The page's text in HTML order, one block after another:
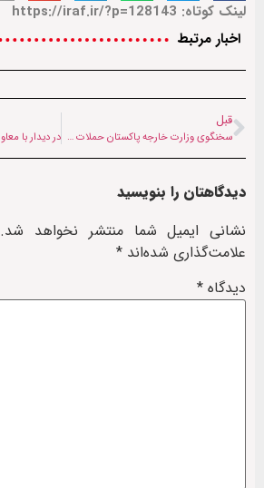
لینک کوتاه: https://iraf.ir/?p=128143
اخبار مرتبط
قبل
سخنگوی وزارت خارجه پاکستان حملات هوایی به شرق افغانستان را «دفاع مشروع» خواند
دیدگاهتان را بنویسید
نشانی ایمیل شما منتشر نخواهد شد.
علامت‌گذاری شده‌اند *
دیدگاه *